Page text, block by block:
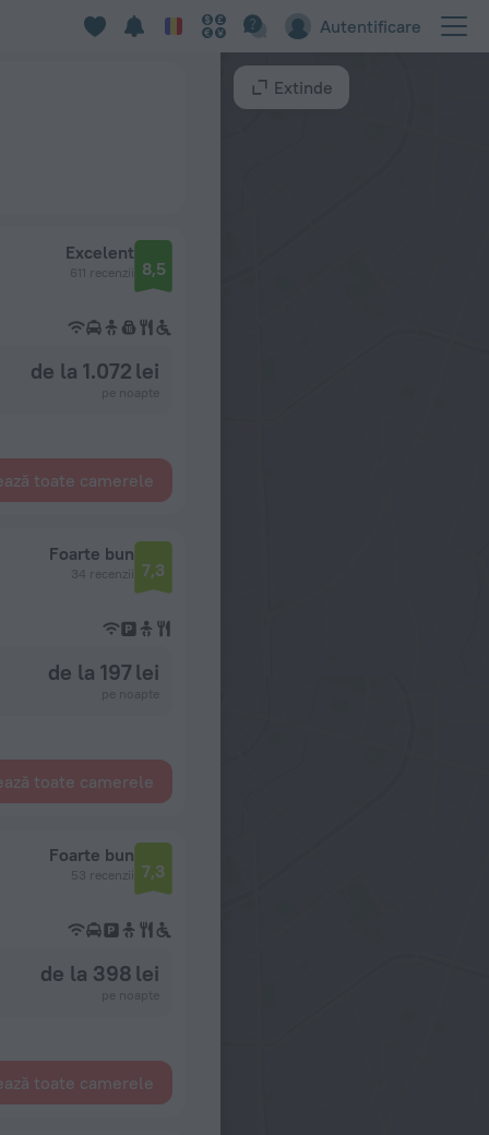
Autentificare
Excelent
611 recenzii 8,5
de la 1.072 lei
toate camerele
Foarte bun
34 recenzii 7,3
de la 197 lei
toate camerele
Foarte bun
53 recenzii 7,3
de la 398 lei
toate camerele
Extinde